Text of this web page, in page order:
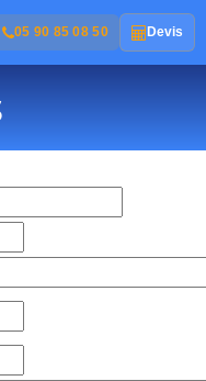
05 90 85 08 50 Devis